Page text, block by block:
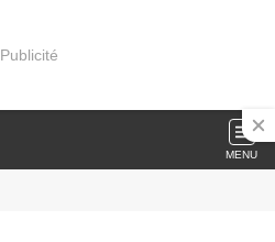
Publicité
MENU